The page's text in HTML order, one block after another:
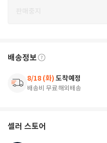
판매중지
배송정보
8/18 (화) 도착예정
배송비 무료해외배송
셀러 스토어